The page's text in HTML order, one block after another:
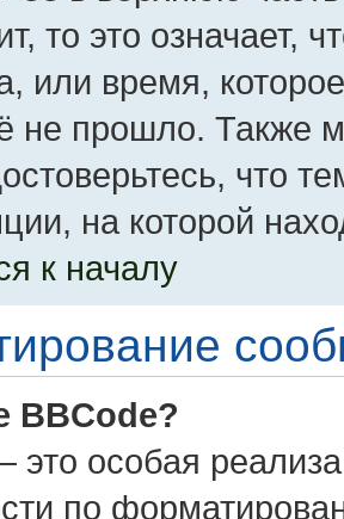
то это означает,
или время,
прошло. Также
что
на которой
к началу
BBCode?
это особая
по